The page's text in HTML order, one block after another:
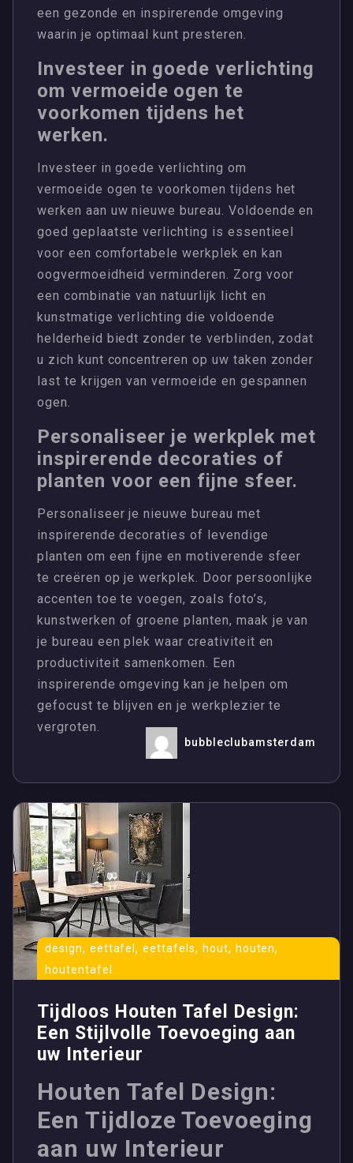
een gezonde en inspirerende omgeving
waarin je optimaal kunt presteren.
Investeer in goede verlichting
om vermoeide ogen te
voorkomen tijdens het
werken.
Investeer in goede verlichting om
vermoeide ogen te voorkomen tijdens het
werken aan uw nieuwe bureau. Voldoende en
goed geplaatste verlichting is essentieel
voor een comfortabele werkplek en kan
oogvermoeidheid verminderen. Zorg voor
een combinatie van natuurlijk licht en
kunstmatige verlichting die voldoende
helderheid biedt zonder te verblinden, zodat
u zich kunt concentreren op uw taken zonder
last te krijgen van vermoeide en gespannen
ogen.
Personaliseer je werkplek met
inspirerende decoraties of
planten voor een fijne sfeer.
Personaliseer je nieuwe bureau met
inspirerende decoraties of levendige
planten om een fijne en motiverende sfeer
te creëren op je werkplek. Door persoonlijke
accenten toe te voegen, zoals foto’s,
kunstwerken of groene planten, maak je van
je bureau een plek waar creativiteit en
productiviteit samenkomen. Een
inspirerende omgeving kan je helpen om
gefocust te blijven en je werkplezier te
vergroten.
bubbleclubamsterdam
design, eettafel,eettafels, hout, houten,
houtentafel
Tijdloos Houten Tafel Design:
Een Stijlvolle Toevoeging aan
uw Interieur
Houten Tafel Design:
Een Tijdloze Toevoeging
aan uw Interieur